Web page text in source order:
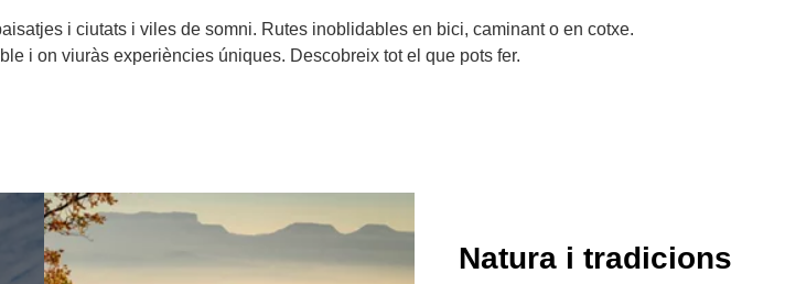
i ciutats i viles de somni. Rutes inoblidables en bici, caminant o en cotxe.
i on viuràs experiències úniques. Descobreix tot el que pots fer.
Natura i tradicions